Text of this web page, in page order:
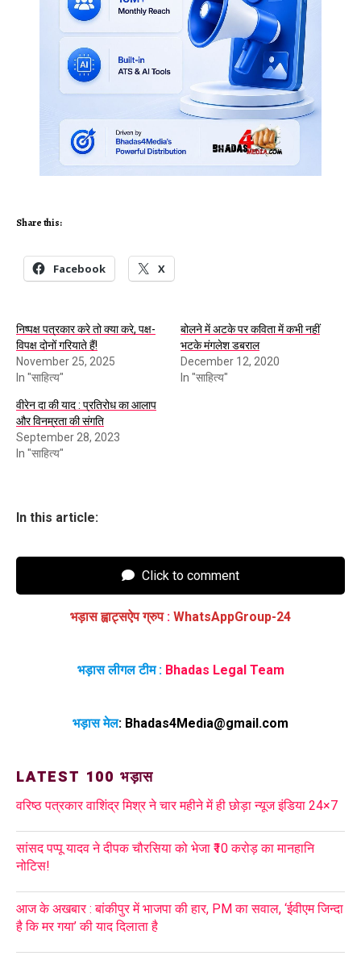
Share this:
Facebook X
निष्पक्ष पत्रकार करे तो क्या करे, पक्ष-
विपक्ष दोनों गरियाते हैं!
November 25, 2025
In "साहित्य"
बोलने में अटके पर कविता में कभी नहीं
भटके मंगलेश डबराल
December 12, 2020
In "साहित्य"
वीरेन दा की याद : प्रतिरोध का आलाप
और विनम्रता की संगति
September 28, 2023
In "साहित्य"
In this article:
Click to comment
भड़ास ह्वाट्सऐप ग्रुप : WhatsAppGroup-24
भड़ास लीगल टीम : Bhadas Legal Team
भड़ास मेल: Bhadas4Media@gmail.com
LATEST 100 भड़ास
वरिष्ठ पत्रकार वाशिंद्र मिश्र ने चार महीने में ही छोड़ा न्यूज इंडिया 24×7
सांसद पप्पू यादव ने दीपक चौरसिया को भेजा ₹10 करोड़ का मानहानि
नोटिस!
आज के अखबार : बांकीपुर में भाजपा की हार, PM का सवाल, ‘ईवीएम जिन्दा
है कि मर गया’ की याद दिलाता है